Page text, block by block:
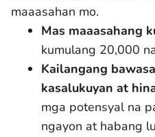
maaasahan mo.
Mas maaasahang
kumulang 20,000
Kailangang
kasalukuyan at
mga potensyal na
ngayon at habang